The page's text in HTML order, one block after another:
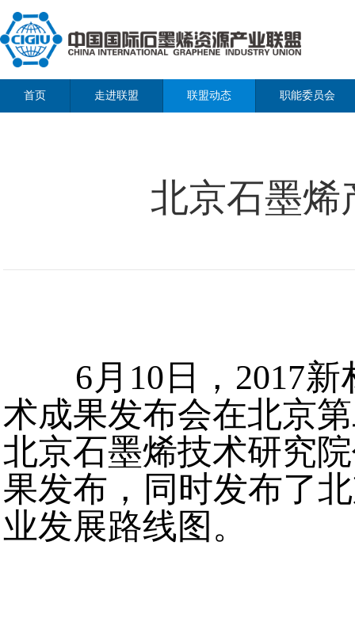
首页 走进联盟 联盟动态 职能委员会
北京石墨烯
6月10日，2017新
术成果发布会在北京
北京石墨烯技术研究
果发布，同时发布了
业发展路线图。